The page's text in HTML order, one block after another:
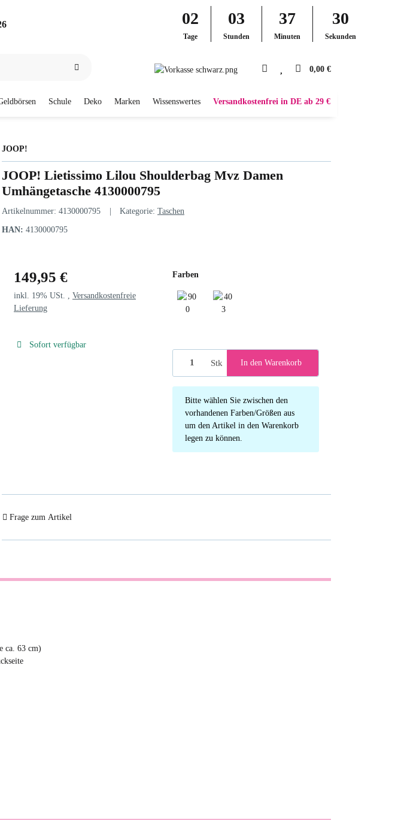
02
Tage
03
Stunden
37
Minuten
29
Sekunden
0,00 €
Schule Deko Marken Wissenswertes Versandkostenfrei in DE ab 29 €
JOOP!
JOOP! Lietissimo Lilou Shoulderbag Mvz Damen
Umhängetasche 4130000795
Artikelnummer: 4130000795 Kategorie: Taschen
HAN: 4130000795
149,95 €
inkl. 19% USt. , Versandkostenfreie
Lieferung
Sofort verfügbar
Farben
Stk In den Warenkorb
x
Bitte wählen Sie zwischen den
vorhandenen Farben/Größen aus
um den Artikel in den Warenkorb
legen zu können.
Frage zum Artikel
ca. 63 cm)